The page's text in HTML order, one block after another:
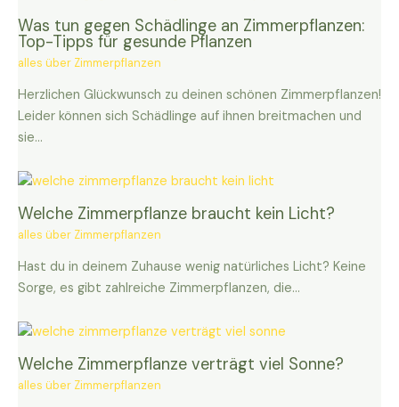
Was tun gegen Schädlinge an Zimmerpflanzen:
Top-Tipps für gesunde Pflanzen
alles über Zimmerpflanzen
Herzlichen Glückwunsch zu deinen schönen Zimmerpflanzen!
Leider können sich Schädlinge auf ihnen breitmachen und
sie…
Welche Zimmerpflanze braucht kein Licht?
alles über Zimmerpflanzen
Hast du in deinem Zuhause wenig natürliches Licht? Keine
Sorge, es gibt zahlreiche Zimmerpflanzen, die…
Welche Zimmerpflanze verträgt viel Sonne?
alles über Zimmerpflanzen